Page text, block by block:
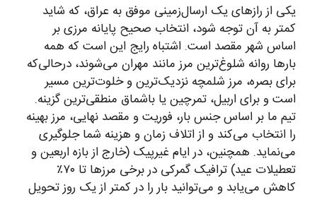
یکی از رازهای یک ارسال‌زمینی موفق به عراق، که شاید
کمتر به آن توجه شود، انتخاب صحیح پایانه مرزی بر
اساس شهر مقصد است. اشتباه رایج این است که همه
بارها روانه شلوغ‌ترین مرز مانند مهران می‌شوند، درحالی‌که
برای بصره، مرز شلمچه نزدیک‌ترین و خلوت‌ترین مسیر
است و برای اربیل، تمرچین یا باشماق منطقی‌ترین گزینه.
تیم ما بر اساس جنس بار، فوریت و مقصد نهایی، مرز بهینه
را انتخاب می‌کند و از اتلاف زمان و هزینه شما جلوگیری
می‌نماید. همچنین، در ایام غیرپیک (خارج از بازه اربعین و
تعطیلات عید) ترافیک گمرکی در برخی مرزها تا ۷۰٪
کاهش می‌یابد و می‌توانید بار را در کمتر از یک روز تحویل